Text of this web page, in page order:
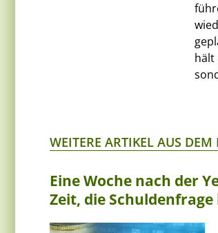
hält
WEITERE ARTIKEL AUS DEM
Eine Woche nach der
Zeit, die